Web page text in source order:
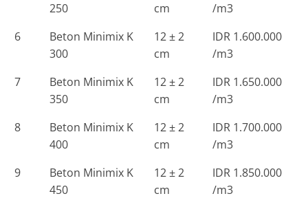
250
cm
/m3
6
Beton Minimix K
300
12 ± 2
cm
IDR 1.600.000
/m3
7
Beton Minimix K
350
12 ± 2
cm
IDR 1.650.000
/m3
8
Beton Minimix K
400
12 ± 2
cm
IDR 1.700.000
/m3
9
Beton Minimix K
450
12 ± 2
cm
IDR 1.850.000
/m3